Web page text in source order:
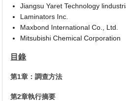
Jiangsu Yaret Technology
Laminators Inc.
Maxbond International Co., Ltd.
Mitsubishi Chemical Corporation
目錄
第1章：調查方法
第2章執行摘要